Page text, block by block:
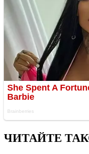
ЧИТАЙТЕ